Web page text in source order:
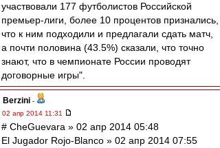
участвовали 177 футболистов Российской
премьер-лиги, более 10 процентов признались,
что к ним подходили и предлагали сдать матч,
а почти половина (43.5%) сказали, что точно
знают, что в чемпионате России проводят
договорные игры".
Berzini -
02 апр 2014 11:31
# CheGuevara » 02 апр 2014 05:48
El Jugador Rojo-Blanco » 02 апр 2014 07:55